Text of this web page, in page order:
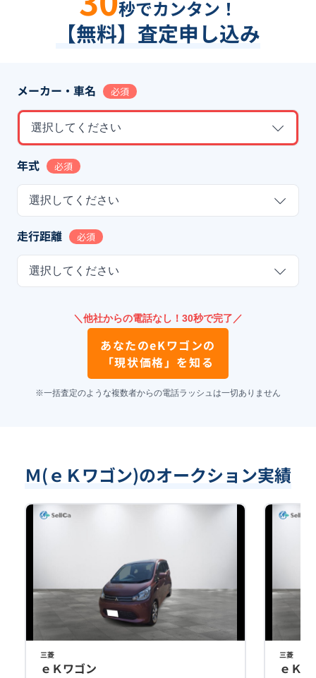
秒でカンタン！
【無料】査定申し込み
メーカー・車名 必須
選択してください
年式 必須
選択してください
走行距離 必須
選択してください
＼他社からの電話なし！30秒で完了／
あなたのeKワゴンの
「現状価格」を知る
※一括査定のような複数者からの電話ラッシュは一切ありません
Ｍ(ｅＫワゴン)のオークション実績
三菱
ｅＫワゴン
三菱
ｅＫ